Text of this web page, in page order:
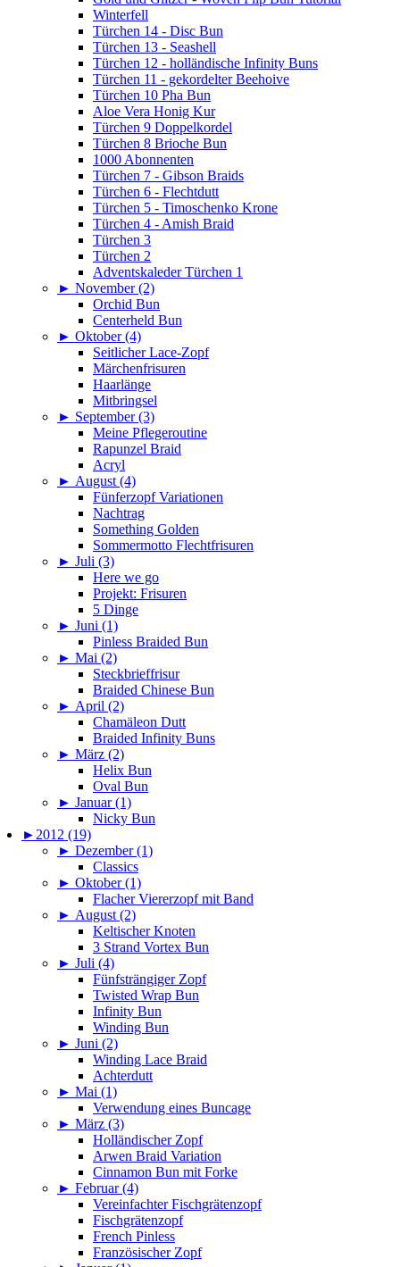
Winterfell
Türchen 14 - Disc Bun
Türchen 13 - Seashell
Türchen 12 - holländische Infinity Buns
Türchen 11 - gekordelter Beehoive
Türchen 10 Pha Bun
Aloe Vera Honig Kur
Türchen 9 Doppelkordel
Türchen 8 Brioche Bun
1000 Abonnenten
Türchen 7 - Gibson Braids
Türchen 6 - Flechtdutt
Türchen 5 - Timoschenko Krone
Türchen 4 - Amish Braid
Türchen 3
Türchen 2
Adventskaleder Türchen 1
► November (2)
Orchid Bun
Centerheld Bun
► Oktober (4)
Seitlicher Lace-Zopf
Märchenfrisuren
Haarlänge
Mitbringsel
► September (3)
Meine Pflegeroutine
Rapunzel Braid
Acryl
► August (4)
Fünferzopf Variationen
Nachtrag
Something Golden
Sommermotto Flechtfrisuren
► Juli (3)
Here we go
Projekt: Frisuren
5 Dinge
► Juni (1)
Pinless Braided Bun
► Mai (2)
Steckbrieffrisur
Braided Chinese Bun
► April (2)
Chamäleon Dutt
Braided Infinity Buns
► März (2)
Helix Bun
Oval Bun
► Januar (1)
Nicky Bun
► 2012 (19)
► Dezember (1)
Classics
► Oktober (1)
Flacher Viererzopf mit Band
► August (2)
Keltischer Knoten
3 Strand Vortex Bun
► Juli (4)
Fünfsträngiger Zopf
Twisted Wrap Bun
Infinity Bun
Winding Bun
► Juni (2)
Winding Lace Braid
Achterdutt
► Mai (1)
Verwendung eines Buncage
► März (3)
Holländischer Zopf
Arwen Braid Variation
Cinnamon Bun mit Forke
► Februar (4)
Vereinfachter Fischgrätenzopf
Fischgrätenzopf
French Pinless
Französischer Zopf